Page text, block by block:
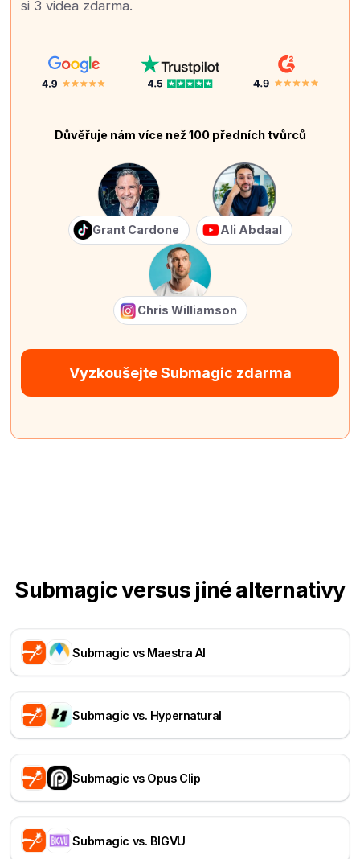
si 3 videa zdarma.
Důvěřuje nám více než 100 předních tvůrců
Grant Cardone Ali Abdaal
Chris Williamson
Vyzkoušejte Submagic zdarma
Submagic versus jiné alternativy
Submagic vs Maestra AI
Submagic vs. Hypernatural
Submagic vs Opus Clip
Submagic vs. BIGVU